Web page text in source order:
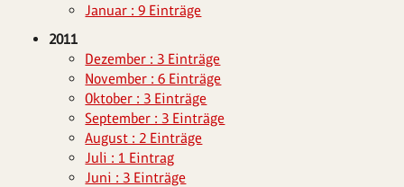
Januar : 9 Einträge
2011
Dezember : 3 Einträge
November : 6 Einträge
Oktober : 3 Einträge
September : 3 Einträge
August : 2 Einträge
Juli : 1 Eintrag
Juni : 3 Einträge